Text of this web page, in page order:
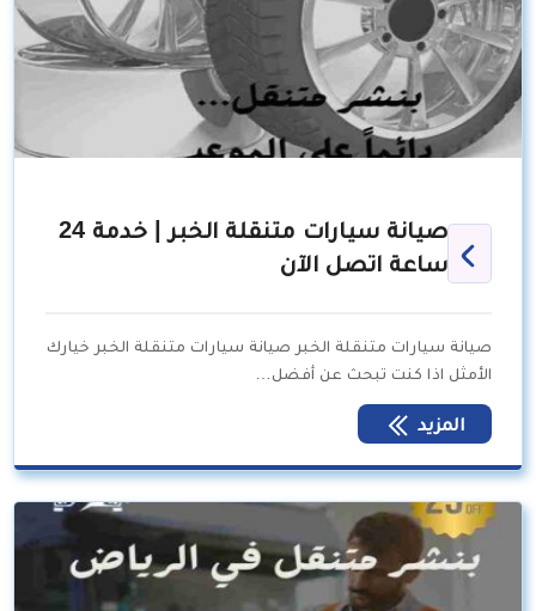
صيانة سيارات متنقلة الخبر | خدمة 24
ساعة اتصل الآن
صيانة سيارات متنقلة الخبر صيانة سيارات متنقلة الخبر خيارك
الأمثل اذا كنت تبحث عن أفضل…
المزيد